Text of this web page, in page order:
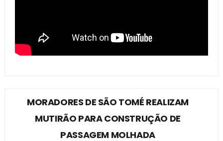
MORADORES DE SÃO TOMÉ REALIZAM
MUTIRÃO PARA CONSTRUÇÃO DE
PASSAGEM MOLHADA